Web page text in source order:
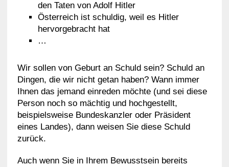
den Taten von Adolf Hitler
Österreich ist schuldig, weil es Hitler
hervorgebracht hat
…
Wir sollen von Geburt an Schuld sein? Schuld an
Dingen, die wir nicht getan haben? Wann immer
Ihnen das jemand einreden möchte (und sei diese
Person noch so mächtig und hochgestellt,
beispielsweise Bundeskanzler oder Präsident
eines Landes), dann weisen Sie diese Schuld
zurück.
Auch wenn Sie in Ihrem Bewusstsein bereits